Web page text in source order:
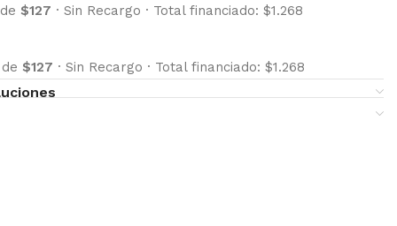
$127 · Sin Recargo · Total financiado: $1.268
$127 · Sin Recargo · Total financiado: $1.268